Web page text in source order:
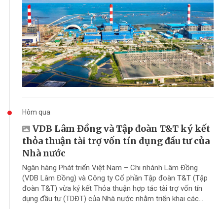
Hôm qua
VDB Lâm Đồng và Tập đoàn T&T ký kết
thỏa thuận tài trợ vốn tín dụng đầu tư của
Nhà nước
Ngân hàng Phát triển Việt Nam – Chi nhánh Lâm Đồng
(VDB Lâm Đồng) và Công ty Cổ phần Tập đoàn T&T (Tập
đoàn T&T) vừa ký kết Thỏa thuận hợp tác tài trợ vốn tín
dụng đầu tư (TDĐT) của Nhà nước nhằm triển khai các...